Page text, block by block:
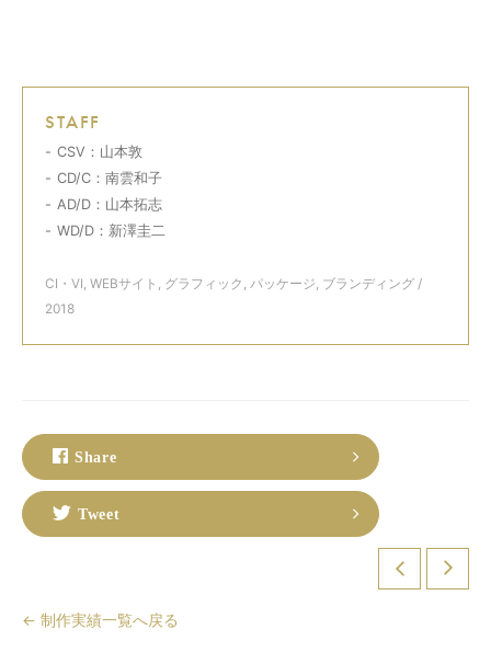
STAFF
CSV：山本敦
CD/C：南雲和子
AD/D：山本拓志
WD/D：新澤圭二
CI・VI WEBサイト グラフィック パッケージ ブランディング /
2018
Share
Tweet
← 制作実績一覧へ戻る